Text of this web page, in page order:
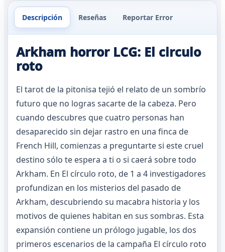
Descripción Reseñas Reportar Error
Arkham horror LCG: El circulo
roto
El tarot de la pitonisa tejió el relato de un sombrío
futuro que no logras sacarte de la cabeza. Pero
cuando descubres que cuatro personas han
desaparecido sin dejar rastro en una finca de
French Hill, comienzas a preguntarte si este cruel
destino sólo te espera a ti o si caerá sobre todo
Arkham. En El círculo roto, de 1 a 4 investigadores
profundizan en los misterios del pasado de
Arkham, descubriendo su macabra historia y los
motivos de quienes habitan en sus sombras. Esta
expansión contiene un prólogo jugable, los dos
primeros escenarios de la campaña El círculo roto